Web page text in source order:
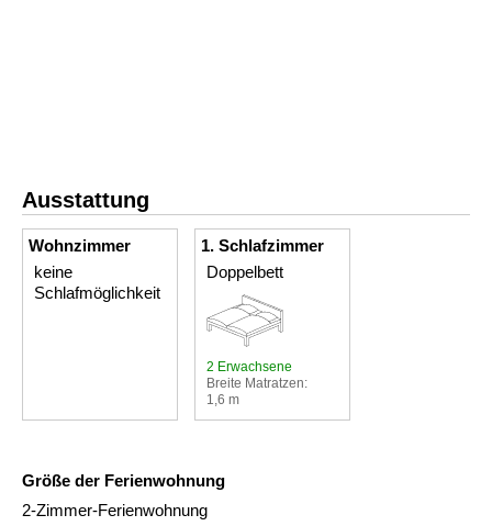
Ausstattung
Wohnzimmer
keine
Schlafmöglichkeit
1. Schlafzimmer
Doppelbett
2 Erwachsene
Breite Matratzen:
1,6 m
Größe der Ferienwohnung
2-Zimmer-Ferienwohnung